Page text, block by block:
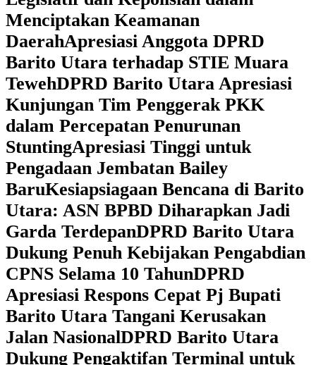
Menciptakan Keamanan
DaerahApresiasi Anggota DPRD
Barito Utara terhadap STIE Muara
TewehDPRD Barito Utara Apresiasi
Kunjungan Tim Penggerak PKK
dalam Percepatan Penurunan
StuntingApresiasi Tinggi untuk
Pengadaan Jembatan Bailey
BaruKesiapsiagaan Bencana di Barito
Utara: ASN BPBD Diharapkan Jadi
Garda TerdepanDPRD Barito Utara
Dukung Penuh Kebijakan Pengabdian
CPNS Selama 10 TahunDPRD
Apresiasi Respons Cepat Pj Bupati
Barito Utara Tangani Kerusakan
Jalan NasionalDPRD Barito Utara
Dukung Pengaktifan Terminal untuk